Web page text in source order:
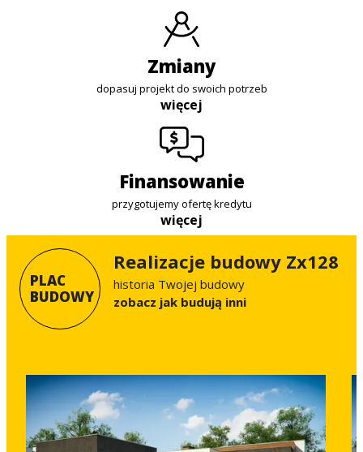
zmiany
dopasuj projekt do swoich potrzeb
więcej
finansowanie
przygotujemy ofertę kredytu
więcej
PLAC
BUDOWY
Realizacje budowy Zx128
historia Twojej budowy
Zobacz jak budują inni